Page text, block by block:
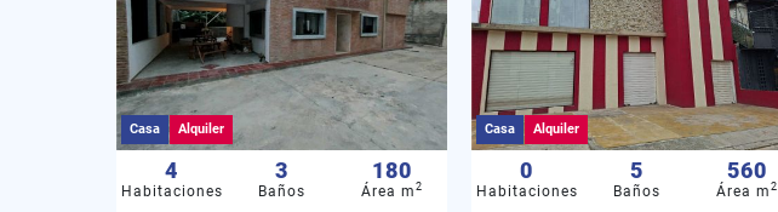
Casa Alquiler
4
Habitaciones
3
Baños
180
Área m 2
Casa Alquiler
0
Habitaciones
5
Baños
560
Área m 2